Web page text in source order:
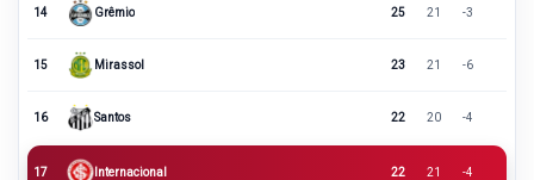
14 Grêmio 25 21 -3
15 Mirassol 23 21 -6
16 Santos 22 20 -4
17 Internacional 22 21 -4